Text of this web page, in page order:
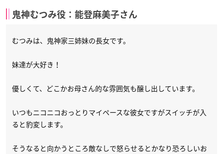
鬼神むつみ役：能登麻美子さん
むつみは、鬼神家三姉妹の長女です。
妹達が大好き！
優しくて、どこかお母さん的な雰囲気も醸し出しています。
いつもニコニコおっとりマイペースな彼女ですがスイッチが入
ると豹変します。
そうなると向かうところ敵なしで怒らせるとかなり恐ろしいお